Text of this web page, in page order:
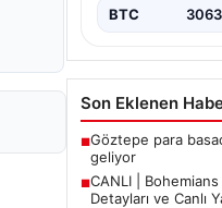
BTC
Son Eklenen
■Göztepe para
geliyor
■CANLI |
Detayları ve Canlı